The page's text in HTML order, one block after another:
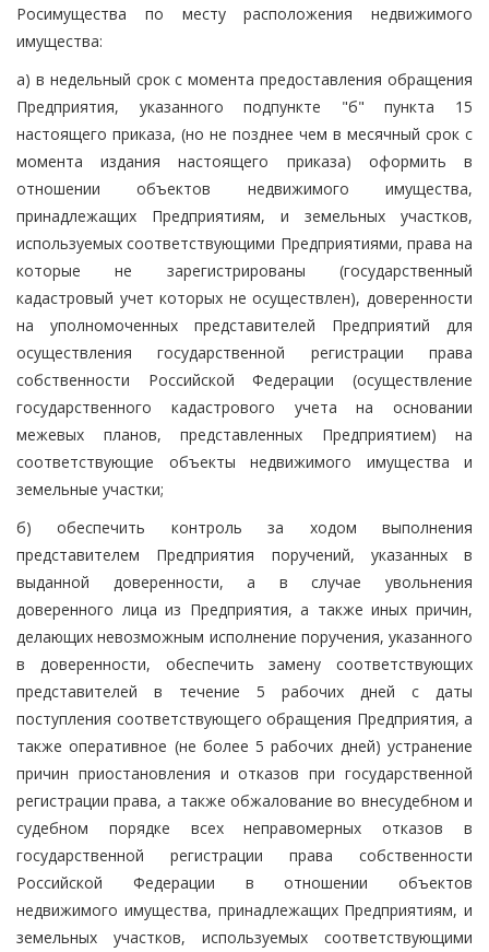
Росимущества по месту расположения недвижимого
имущества:
а) в недельный срок с момента предоставления обращения
Предприятия, указанного подпункте "б" пункта 15
настоящего приказа, (но не позднее чем в месячный срок с
момента издания настоящего приказа) оформить в
отношении объектов недвижимого имущества,
принадлежащих Предприятиям, и земельных участков,
используемых соответствующими Предприятиями, права на
которые не зарегистрированы (государственный
кадастровый учет которых не осуществлен), доверенности
на уполномоченных представителей Предприятий для
осуществления государственной регистрации права
собственности Российской Федерации (осуществление
государственного кадастрового учета на основании
межевых планов, представленных Предприятием) на
соответствующие объекты недвижимого имущества и
земельные участки;
б) обеспечить контроль за ходом выполнения
представителем Предприятия поручений, указанных в
выданной доверенности, а в случае увольнения
доверенного лица из Предприятия, а также иных причин,
делающих невозможным исполнение поручения, указанного
в доверенности, обеспечить замену соответствующих
представителей в течение 5 рабочих дней с даты
поступления соответствующего обращения Предприятия, а
также оперативное (не более 5 рабочих дней) устранение
причин приостановления и отказов при государственной
регистрации права, а также обжалование во внесудебном и
судебном порядке всех неправомерных отказов в
государственной регистрации права собственности
Российской Федерации в отношении объектов
недвижимого имущества, принадлежащих Предприятиям, и
земельных участков, используемых соответствующими